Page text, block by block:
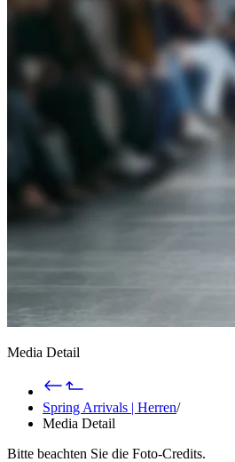
Media Detail
Spring Arrivals | Herren/
Media Detail
Bitte beachten Sie die Foto-Credits.